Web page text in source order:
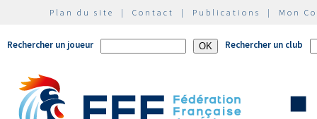
Plan du site | Contact | Publications | Mon
Rechercher un joueur Rechercher un club